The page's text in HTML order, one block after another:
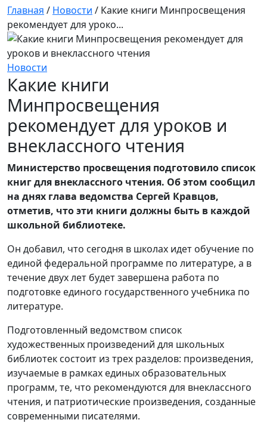
Главная / Новости / Какие книги Минпросвещения
рекомендует для уроко...
Новости
Какие книги
Минпросвещения
рекомендует для уроков и
внеклассного чтения
Министерство просвещения подготовило список
книг для внеклассного чтения. Об этом сообщил
на днях глава ведомства Сергей Кравцов,
отметив, что эти книги должны быть в каждой
школьной библиотеке.
Он добавил, что сегодня в школах идет обучение по
единой федеральной программе по литературе, а в
течение двух лет будет завершена работа по
подготовке единого государственного учебника по
литературе.
Подготовленный ведомством список
художественных произведений для школьных
библиотек состоит из трех разделов: произведения,
изучаемые в рамках единых образовательных
программ, те, что рекомендуются для внеклассного
чтения, и патриотические произведения, созданные
современными писателями.